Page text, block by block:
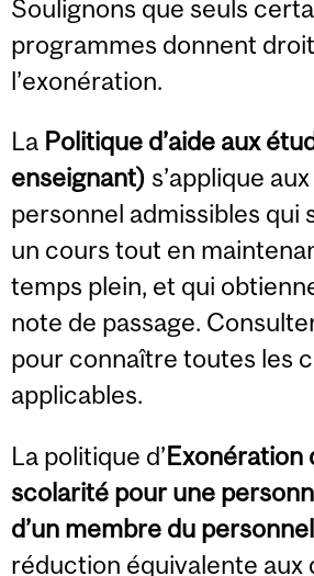
Soulignons que seuls
programmes donnent
l’exonération.
La Politique d’aide aux
enseignant) s’applique
personnel admissibles qui
un cours tout en
temps plein, et qui
note de passage.
pour connaître toutes les
applicables.
La politique d’Exonération
scolarité pour une
d’un membre du personnel
réduction équivalente aux